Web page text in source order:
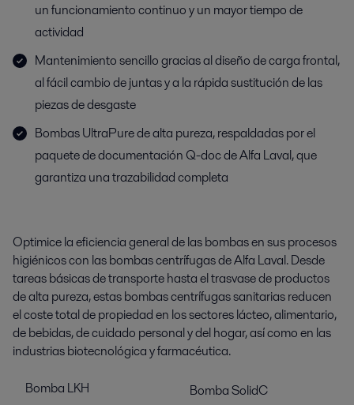
un funcionamiento continuo y un mayor tiempo de
actividad
Mantenimiento sencillo gracias al diseño de carga frontal,
al fácil cambio de juntas y a la rápida sustitución de las
piezas de desgaste
Bombas UltraPure de alta pureza, respaldadas por el
paquete de documentación Q-doc de Alfa Laval, que
garantiza una trazabilidad completa
Optimice la eficiencia general de las bombas en sus procesos
higiénicos con las bombas centrífugas de Alfa Laval. Desde
tareas básicas de transporte hasta el trasvase de productos
de alta pureza, estas bombas centrífugas sanitarias reducen
el coste total de propiedad en los sectores lácteo, alimentario,
de bebidas, de cuidado personal y del hogar, así como en las
industrias biotecnológica y farmacéutica.
Bomba LKH
Bomba SolidC